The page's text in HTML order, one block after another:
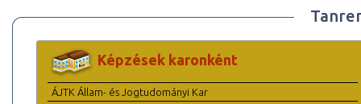
Képzések karonként
ÁJTK Állam- és Jogtudományi Kar